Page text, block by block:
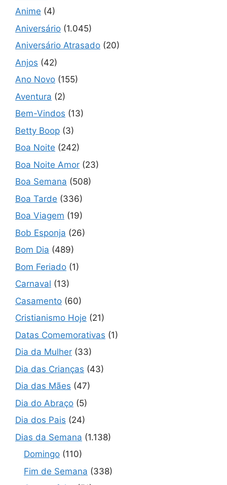
Anime (4)
Aniversário (1.045)
Aniversário Atrasado (20)
Anjos (42)
Ano Novo (155)
Aventura (2)
Bem-Vindos (13)
Betty Boop (3)
Boa Noite (242)
Boa Noite Amor (23)
Boa Semana (508)
Boa Tarde (336)
Boa Viagem (19)
Bob Esponja (26)
Bom Dia (489)
Bom Feriado (1)
Carnaval (13)
Casamento (60)
Cristianismo Hoje (21)
Datas Comemorativas (1)
Dia da Mulher (33)
Dia das Crianças (43)
Dia das Mães (47)
Dia do Abraço (5)
Dia dos Pais (24)
Dias da Semana (1.138)
Domingo (110)
Fim de Semana (338)